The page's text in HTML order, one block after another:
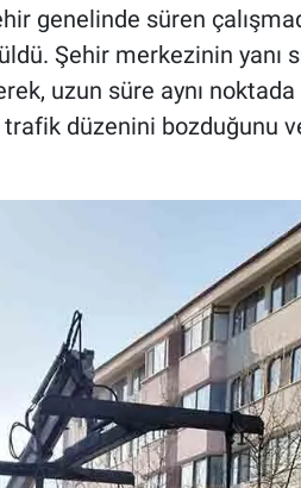
genelinde süren
Şehir merkezinin yanı
uzun süre aynı
düzenini bozduğunu ve